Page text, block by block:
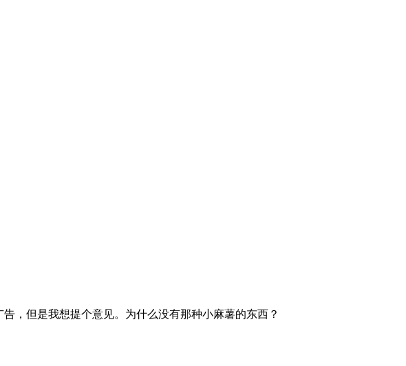
，但是我想提个意见。为什么没有那种小麻薯的东西？